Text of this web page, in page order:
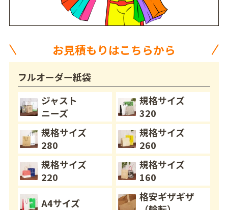
お見積もりはこちらから
フルオーダー紙袋
ジャスト
ニーズ
規格サイズ
320
規格サイズ
280
規格サイズ
260
規格サイズ
220
規格サイズ
160
A4サイズ
格安ギザギザ